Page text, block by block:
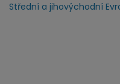
Střední a jihovýchodní